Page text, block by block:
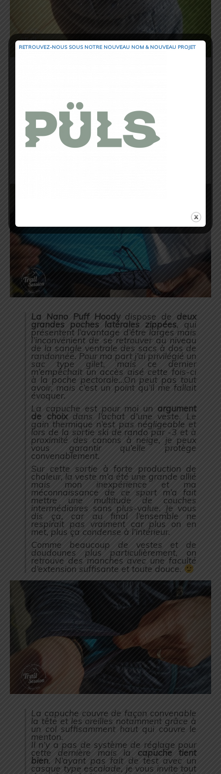
Côté ajustement, la veste dispose d’un lien
élastique en partie basse pour permettre un
ajustement optimal
de la veste lors vos pratiques
sportives. Je n’ai pas eu besoin de régler ce dernier
tant la veste est prêt du corps et bien ajustée si ce
La Nano Puff Hoodydispose de deux
grandes poches latérales zippées, qui
présentent l’avantage d’être larges mais
l’inconvénient de se retrouver au niveau
de la sangle ventrale des sacs à dos de
randonnée. Pour ma part j’ai privilégié un
sac type gilet, mais ce dernier
m’empêchait un accès aisé cette fois-ci
à la poche pectorale…On peut pas tout
avoir, mais c’est un point qu’il me fallait
évoquer.
La capuche est pour moi un argument
de choixdans l’achat d’une veste. Le
gain thermique n’est pas négligeable et
lors de la sortie ski de rando par -3 et à
proximité des canons à neige, je peux
vous garantir qu’elle protège
convenablement.
Sur cette sortie à forte production de
chaleur, la veste m’a été une grande allié
mais mon inexpérience et ma
méconnaissance de ce sport m’a fait
mettre une multitude de couches
intermédiaires sans plus-value. Je vous
dis ça, car au final l’ensemble ne
respirait pas vraiment car plus on en
met, plus ça condense à l’intérieur.
Comme beaucoup de vestes et de
doudounes plus particulièrement, on
retrouve des manches avec une faculté
d’extension suffisante et toute douce.
La capuche couvre de façon convenable
la tête et les oreilles notamment grâce à
un col suffisamment haut qui couvre le
menton.
Il n’y a pas de système de réglage pour
cette dernière mais la capuche tient
bien. N’ayant pas fait de test avec un
casque type escalade, je vous invite tout
RETROUVEZ-NOUS SOUS NOTRE NOUVEAU NOM & NOUVEAU PROJET